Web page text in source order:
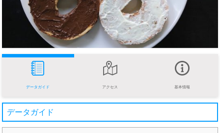
データガイド アクセス 基本情報
データガイド